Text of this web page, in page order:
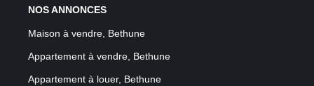
NOS ANNONCES
Maison à vendre, Bethune
Appartement à vendre, Bethune
Appartement à louer, Bethune